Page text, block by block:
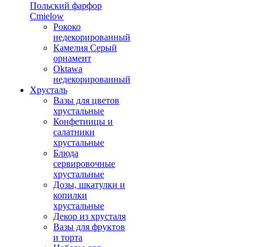
Польский фарфор
Сmielow
Рококо
недекорированный
Камелия Серый
орнамент
Oktawa
недекорированный
Хрусталь
Вазы для цветов
хрустальные
Конфетницы и
салатники
хрустальные
Блюда
сервировочные
хрустальные
Дозы, шкатулки и
копилки
хрустальные
Декор из хрусталя
Вазы для фруктов
и торта